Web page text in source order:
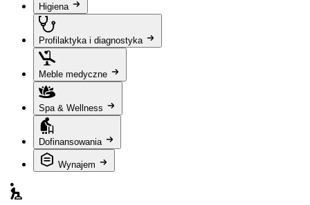
Higiena
Profilaktyka i diagnostyka
Meble medyczne
Spa & Wellness
Dofinansowania
Wynajem